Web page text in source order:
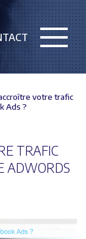
votre trafic
Ads ?
TRAFIC
ADWORDS